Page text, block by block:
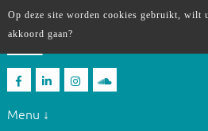
Menu ↓
Op deze site worden cookies gebruikt, wilt
akkoord gaan?